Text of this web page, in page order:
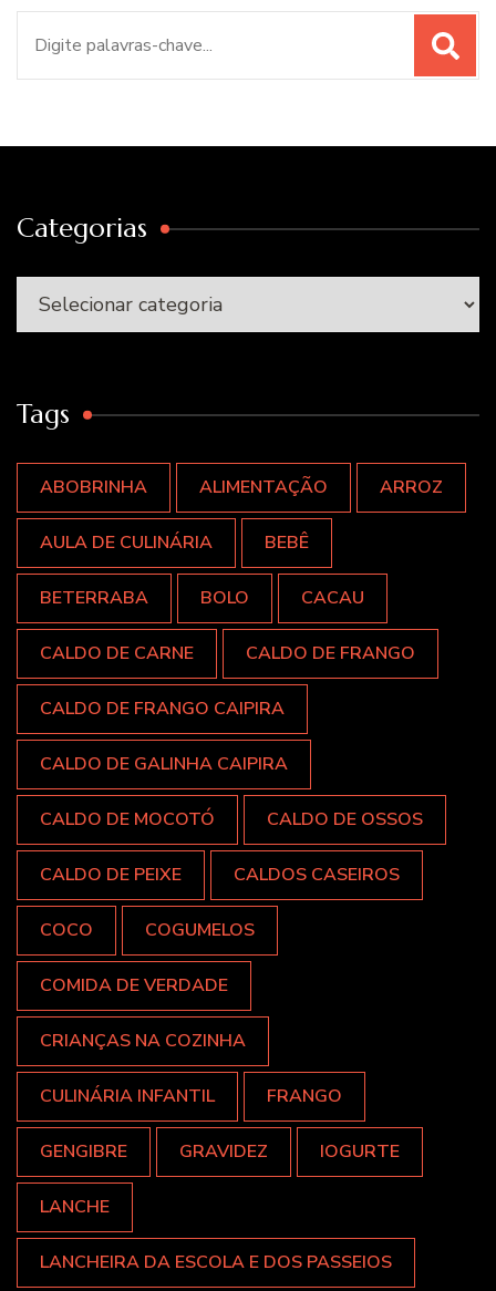
Categorias
Categorias
Tags
ABOBRINHA ALIMENTAÇÃO ARROZ
AULA DE CULINÁRIA BEBÊ
BETERRABA BOLO CACAU
CALDO DE CARNE CALDO DE FRANGO
CALDO DE FRANGO CAIPIRA
CALDO DE GALINHA CAIPIRA
CALDO DE MOCOTÓ CALDO DE OSSOS
CALDO DE PEIXE CALDOS CASEIROS
COCO COGUMELOS
COMIDA DE VERDADE
CRIANÇAS NA COZINHA
CULINÁRIA INFANTIL FRANGO
GENGIBRE GRAVIDEZ IOGURTE
LANCHE
LANCHEIRA DA ESCOLA E DOS PASSEIOS